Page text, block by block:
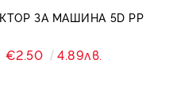
ЗА МАШИНА 5D PP
€2.50 4.89лв.